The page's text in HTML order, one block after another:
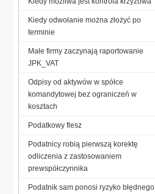
Kiedy odwołanie można złożyć po
terminie
Małe firmy zaczynają raportowanie
JPK_VAT
Odpisy od aktywów w spółce
komandytowej bez ograniczeń w
kosztach
Podatkowy flesz
Podatnicy robią pierwszą korektę
odliczenia z zastosowaniem
prewspółczynnika
Podatnik sam ponosi ryzyko błędnego